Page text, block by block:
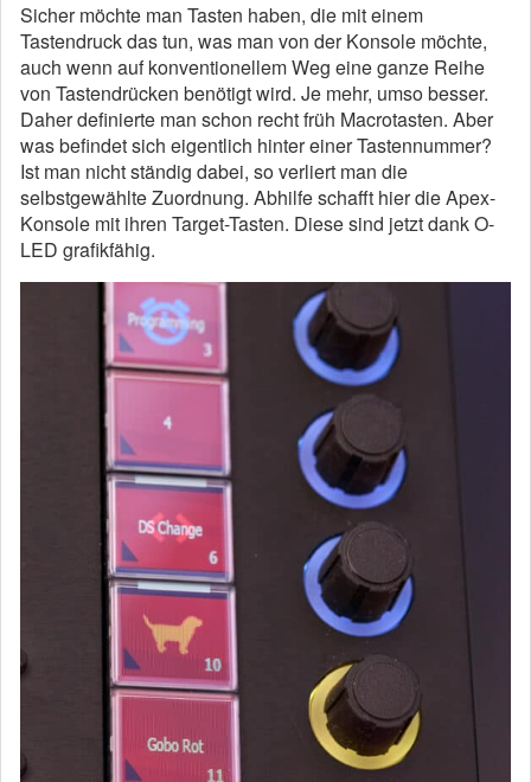
Sicher möchte man Tasten haben, die mit einem
Tastendruck das tun, was man von der Konsole möchte,
auch wenn auf konventionellem Weg eine ganze Reihe
von Tastendrücken benötigt wird. Je mehr, umso besser.
Daher definierte man schon recht früh Macrotasten. Aber
was befindet sich eigentlich hinter einer Tastennummer?
Ist man nicht ständig dabei, so verliert man die
selbstgewählte Zuordnung. Abhilfe schafft hier die Apex-
Konsole mit ihren Target-Tasten. Diese sind jetzt dank O-
LED grafikfähig.